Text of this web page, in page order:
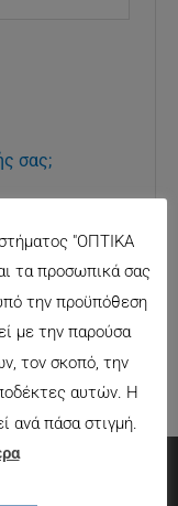
σας;
"ΟΠΤΙΚΑ
τα προσωπικά σας
την προϋπόθεση
με την παρούσα
τον σκοπό, την
αυτών. Η
ανά πάσα στιγμή.